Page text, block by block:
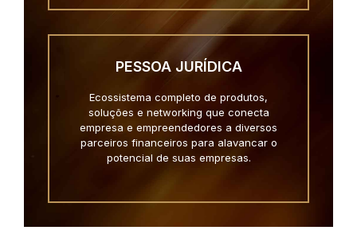
PESSOA JURÍDICA
Ecossistema completo de produtos,
soluções e networking que conecta
empresa e empreendedores a diversos
parceiros financeiros para alavancar o
potencial de suas empresas.